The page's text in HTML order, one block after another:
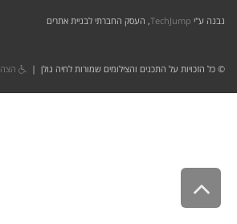
נבנה ע"י TechJump, העסק החברתי לבניית אתרים
© כל הזכויות על התכנים והצילומים שמורות לחיה גולן |
לראש